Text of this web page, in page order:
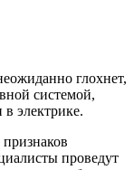
глохнет,
системой,
электрике.
проведут